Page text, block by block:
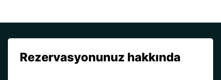
Rezervasyonunuz hakkında